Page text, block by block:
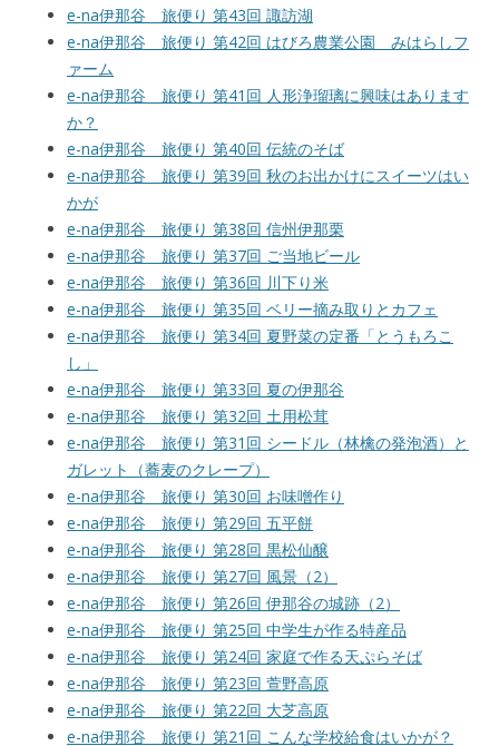
e-na伊那谷 旅便り 第43回 諏訪湖
e-na伊那谷 旅便り 第42回 はびろ農業公園 みはらしフ
ァーム
e-na伊那谷 旅便り 第41回 人形浄瑠璃に興味はあります
か？
e-na伊那谷 旅便り 第40回 伝統のそば
e-na伊那谷 旅便り 第39回 秋のお出かけにスイーツはい
かが
e-na伊那谷 旅便り 第38回 信州伊那栗
e-na伊那谷 旅便り 第37回 ご当地ビール
e-na伊那谷 旅便り 第36回 川下り米
e-na伊那谷 旅便り 第35回 ベリー摘み取りとカフェ
e-na伊那谷 旅便り 第34回 夏野菜の定番「とうもろこ
し」
e-na伊那谷 旅便り 第33回 夏の伊那谷
e-na伊那谷 旅便り 第32回 土用松茸
e-na伊那谷 旅便り 第31回 シードル（林檎の発泡酒）と
ガレット（蕎麦のクレープ）
e-na伊那谷 旅便り 第30回 お味噌作り
e-na伊那谷 旅便り 第29回 五平餅
e-na伊那谷 旅便り 第28回 黒松仙醸
e-na伊那谷 旅便り 第27回 風景（2）
e-na伊那谷 旅便り 第26回 伊那谷の城跡（2）
e-na伊那谷 旅便り 第25回 中学生が作る特産品
e-na伊那谷 旅便り 第24回 家庭で作る天ぷらそば
e-na伊那谷 旅便り 第23回 萱野高原
e-na伊那谷 旅便り 第22回 大芝高原
e-na伊那谷 旅便り 第21回 こんな学校給食はいかが？